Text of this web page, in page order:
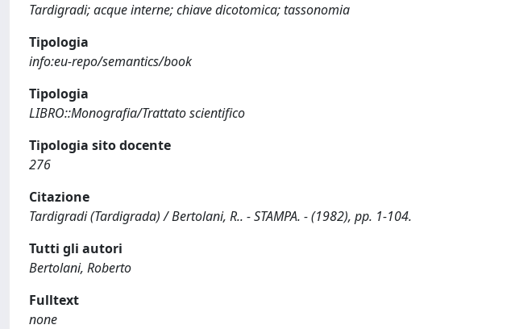
Tardigradi; acque interne; chiave dicotomica; tassonomia
Tipologia
info:eu-repo/semantics/book
Tipologia
LIBRO::Monografia/Trattato scientifico
Tipologia sito docente
276
Citazione
Tardigradi (Tardigrada) / Bertolani, R.. - STAMPA. - (1982), pp. 1-104.
Tutti gli autori
Bertolani, Roberto
Fulltext
none